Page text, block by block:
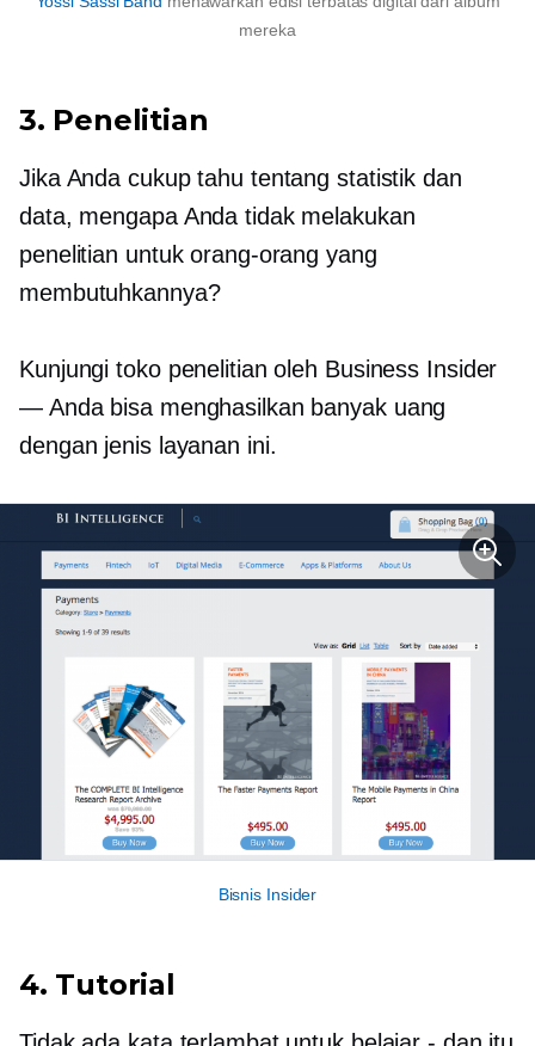
mereka
3. Penelitian
Jika Anda cukup tahu tentang statistik dan
data, mengapa Anda tidak melakukan
penelitian untuk orang-orang yang
membutuhkannya?
Kunjungi toko penelitian oleh Business Insider
— Anda bisa menghasilkan banyak uang
dengan jenis layanan ini.
Bisnis Insider
4. Tutorial